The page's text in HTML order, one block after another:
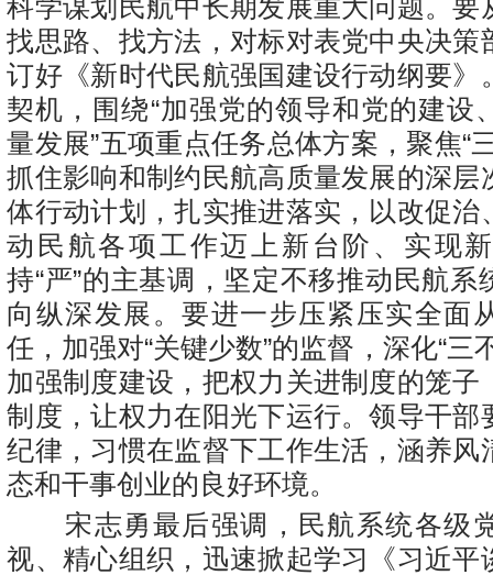
科学谋划民航中长期发展重大问题。要
找思路、找方法，对标对表党中央决策
订好《新时代民航强国建设行动纲要》
契机，围绕“加强党的领导和党的建设
量发展”五项重点任务总体方案，聚焦“
抓住影响和制约民航高质量发展的深层
体行动计划，扎实推进落实，以改促治
动民航各项工作迈上新台阶、实现
持“严”的主基调，坚定不移推动民航系
向纵深发展。要进一步压紧压实全面
任，加强对“关键少数”的监督，深化“三
加强制度建设，把权力关进制度的笼子
制度，让权力在阳光下运行。领导干部
纪律，习惯在监督下工作生活，涵养风
态和干事创业的良好环境。
宋志勇最后强调，民航系统各级
视、精心组织，迅速掀起学习《习近平